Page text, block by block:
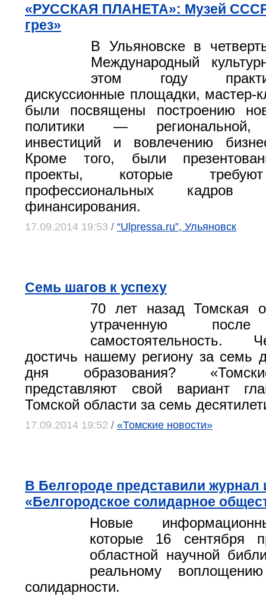
«РУССКАЯ ПЛАНЕТА»: Музей
грез»
В Ульяновске в
Международный
этом году
дискуссионные площадки, мастер-
были посвящены построению
политики — региональной,
инвестиций и вовлечению
Кроме того, были
проекты, которые
профессиональных
финансирования.
17.09.2014 19:53 / “Ulpressa.ru”, Ульяновск
Семь шагов к успеху
70 лет назад Томская
утраченную
самостоятельность.
достичь нашему региону за семь
дня образования?
представляют свой вариант
Томской области за семь
17.09.2014 19:52 / «Томские новости»
В Белгороде представили журнал
«Белгородское солидарное
Новые
которые 16 сентября
областной научной
реальному воплощению
солидарности.